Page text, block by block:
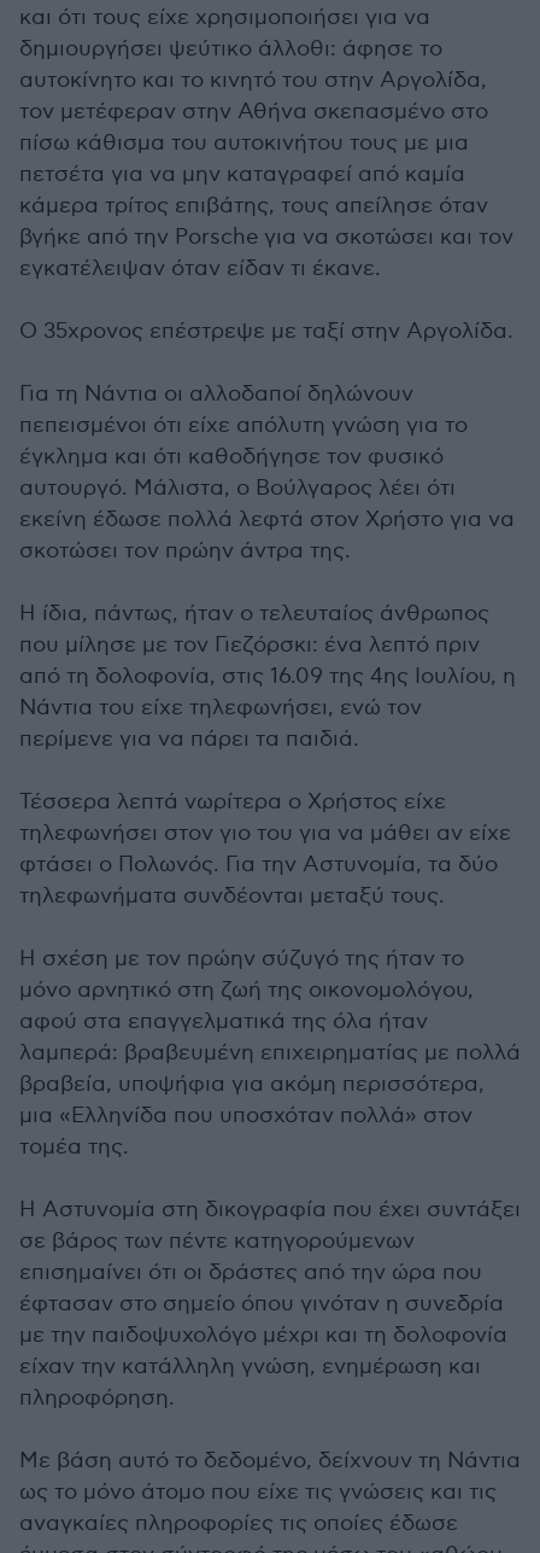
και ότι τους είχε χρησιμοποιήσει για να
δημιουργήσει ψεύτικο άλλοθι: άφησε το
αυτοκίνητο και το κινητό του στην Αργολίδα,
τον μετέφεραν στην Αθήνα σκεπασμένο στο
πίσω κάθισμα του αυτοκινήτου τους με μια
πετσέτα για να μην καταγραφεί από καμία
κάμερα τρίτος επιβάτης, τους απείλησε όταν
βγήκε από την Porsche για να σκοτώσει και τον
εγκατέλειψαν όταν είδαν τι έκανε.
Ο 35χρονος επέστρεψε με ταξί στην Αργολίδα.
Για τη Νάντια οι αλλοδαποί δηλώνουν
πεπεισμένοι ότι είχε απόλυτη γνώση για το
έγκλημα και ότι καθοδήγησε τον φυσικό
αυτουργό. Μάλιστα, ο Βούλγαρος λέει ότι
εκείνη έδωσε πολλά λεφτά στον Χρήστο για να
σκοτώσει τον πρώην άντρα της.
Η ίδια, πάντως, ήταν ο τελευταίος άνθρωπος
που μίλησε με τον Γιεζόρσκι: ένα λεπτό πριν
από τη δολοφονία, στις 16.09 της 4ης Ιουλίου, η
Νάντια του είχε τηλεφωνήσει, ενώ τον
περίμενε για να πάρει τα παιδιά.
Τέσσερα λεπτά νωρίτερα ο Χρήστος είχε
τηλεφωνήσει στον γιο του για να μάθει αν είχε
φτάσει ο Πολωνός. Για την Αστυνομία, τα δύο
τηλεφωνήματα συνδέονται μεταξύ τους.
Η σχέση με τον πρώην σύζυγό της ήταν το
μόνο αρνητικό στη ζωή της οικονομολόγου,
αφού στα επαγγελματικά της όλα ήταν
λαμπερά: βραβευμένη επιχειρηματίας με πολλά
βραβεία, υποψήφια για ακόμη περισσότερα,
μια «Ελληνίδα που υποσχόταν πολλά» στον
τομέα της.
H Αστυνομία στη δικογραφία που έχει συντάξει
σε βάρος των πέντε κατηγορούμενων
επισημαίνει ότι οι δράστες από την ώρα που
έφτασαν στο σημείο όπου γινόταν η συνεδρία
με την παιδοψυχολόγο μέχρι και τη δολοφονία
είχαν την κατάλληλη γνώση, ενημέρωση και
πληροφόρηση.
Με βάση αυτό το δεδομένο, δείχνουν τη Νάντια
ως το μόνο άτομο που είχε τις γνώσεις και τις
αναγκαίες πληροφορίες τις οποίες έδωσε